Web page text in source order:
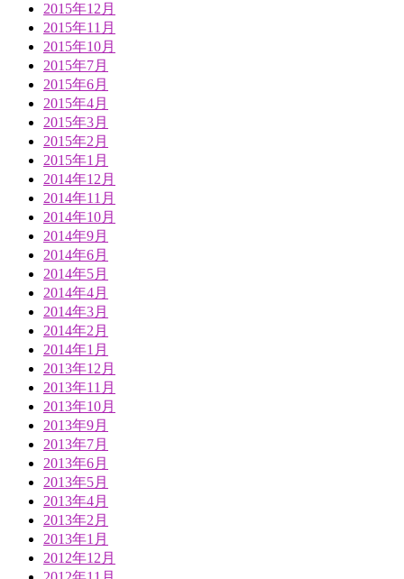
2015年12月
2015年11月
2015年10月
2015年7月
2015年6月
2015年4月
2015年3月
2015年2月
2015年1月
2014年12月
2014年11月
2014年10月
2014年9月
2014年6月
2014年5月
2014年4月
2014年3月
2014年2月
2014年1月
2013年12月
2013年11月
2013年10月
2013年9月
2013年7月
2013年6月
2013年5月
2013年4月
2013年2月
2013年1月
2012年12月